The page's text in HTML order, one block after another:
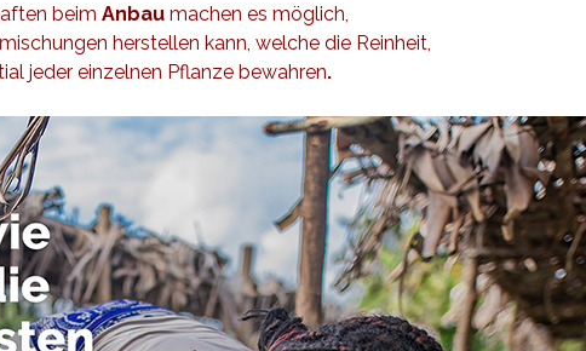
beim Anbau machen es möglich,
herstellen kann, welche die Reinheit,
jeder einzelnen Pflanze bewahren.